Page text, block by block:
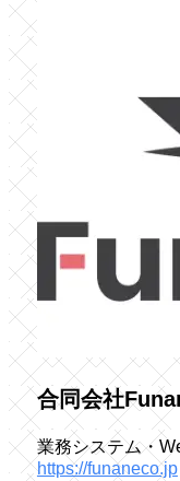
合同会社
業務システム・
https://funaneco.jp